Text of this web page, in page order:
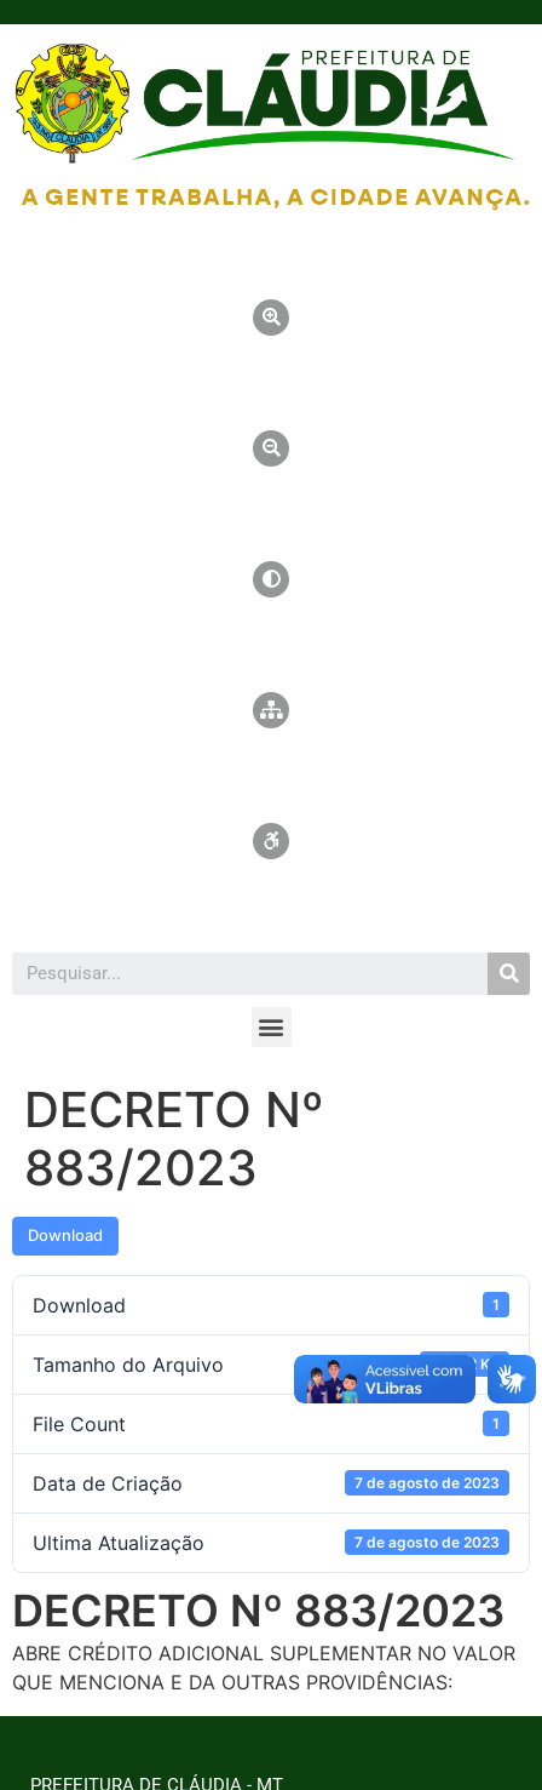
DECRETO Nº
883/2023
Download
Download 1
Tamanho do Arquivo 128.32 KB
File Count 1
Data de Criação 7 de agosto de 2023
Ultima Atualização 7 de agosto de 2023
DECRETO Nº 883/2023
ABRE CRÉDITO ADICIONAL SUPLEMENTAR NO VALOR
QUE MENCIONA E DA OUTRAS PROVIDÊNCIAS:
PREFEITURA DE CLÁUDIA - MT